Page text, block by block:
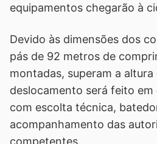
equipamentos chegarão à
Devido às dimensões dos
pás de 92 metros de
montadas, superam a
deslocamento será feito em
com escolta técnica,
acompanhamento das
competentes.